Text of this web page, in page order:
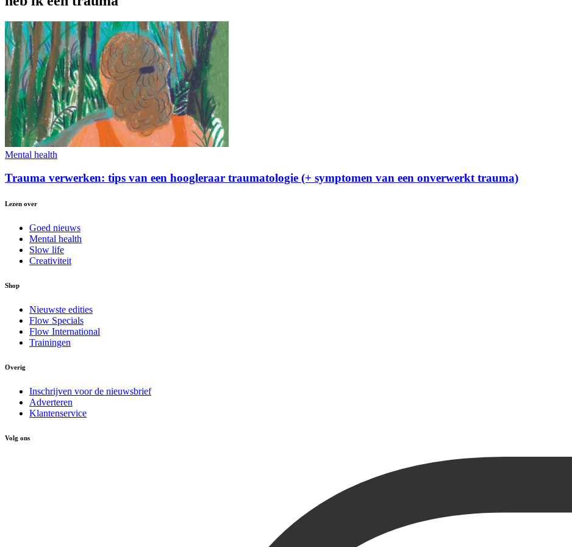
Mental health
Trauma verwerken: tips van een hoogleraar traumatologie (+ symptomen van een onverwerkt trauma)
Lezen over
Goed nieuws
Mental health
Slow life
Creativiteit
Shop
Nieuwste edities
Flow Specials
Flow International
Trainingen
Overig
Inschrijven voor de nieuwsbrief
Adverteren
Klantenservice
Volg ons